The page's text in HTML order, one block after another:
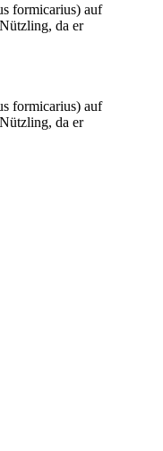
formicarius) auf
da er
formicarius) auf
da er